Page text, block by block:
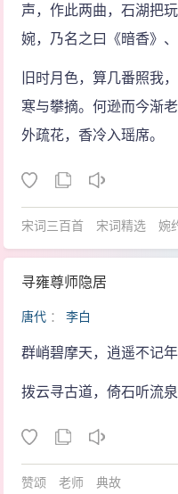
声，作此两曲，石湖把
婉，乃名之曰《暗香》、
旧时月色，算几番照我
寒与攀摘。何逊而今渐
外疏花，香冷入瑶席。
宋词三百首 宋词精选 婉
寻雍尊师隐居
唐代 ：李白
群峭碧摩天，逍遥不记年
拨云寻古道，倚石听流泉
赞颂 老师 典故